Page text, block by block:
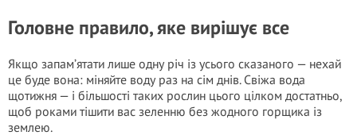
Головне правило, яке вирішує все
Якщо запам’ятати лише одну річ із усього сказаного — нехай
це буде вона: міняйте воду раз на сім днів. Свіжа вода
щотижня — і більшості таких рослин цього цілком достатньо,
щоб роками тішити вас зеленню без жодного горщика із
землею.